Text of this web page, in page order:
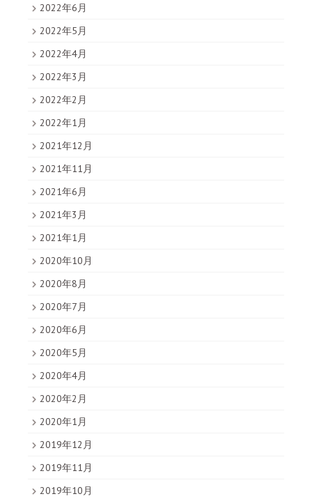
2022年6月
2022年5月
2022年4月
2022年3月
2022年2月
2022年1月
2021年12月
2021年11月
2021年6月
2021年3月
2021年1月
2020年10月
2020年8月
2020年7月
2020年6月
2020年5月
2020年4月
2020年2月
2020年1月
2019年12月
2019年11月
2019年10月